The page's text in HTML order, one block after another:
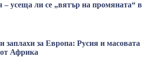
усеща ли се „вятър на промяната“ в
заплахи за Европа: Русия и масовата
Африка